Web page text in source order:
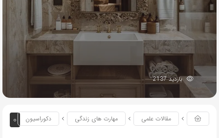
بازدید 2137
0 مقالات علمی مهارت های زندگی دکوراسیون